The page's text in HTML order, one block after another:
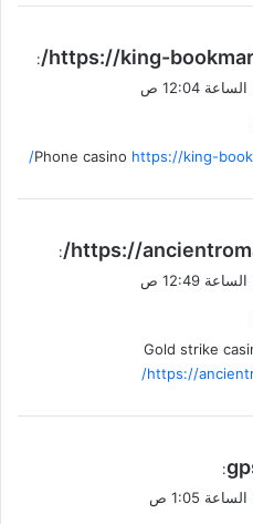
https://king-
:
Phone casino https://king-
https://
:
Gold strike
https://
: